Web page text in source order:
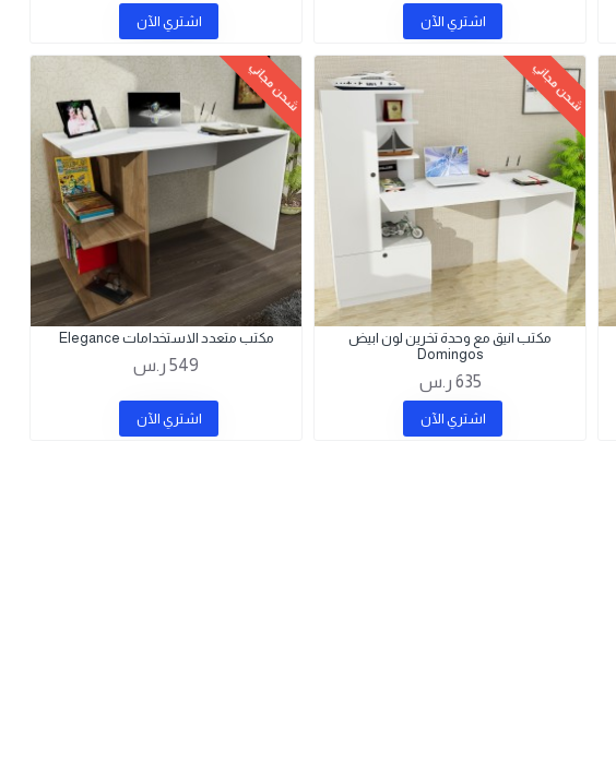
اشتري اﻵن اشتري اﻵن
شحن مجاني
مكتب انيق مع وحدة تخرين لون ابيض
Domingos
635 ر.س
اشتري اﻵن
شحن مجاني
مكتب متعدد الاستخدامات Elegance
549 ر.س
اشتري اﻵن